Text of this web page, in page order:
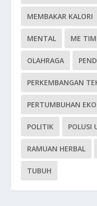
MEMBAKAR KALORI
MENTAL ME
OLAHRAGA
PERKEMBANGAN
PERTUMBUHAN
POLITIK POLUSI
RAMUAN HERBAL
TUBUH